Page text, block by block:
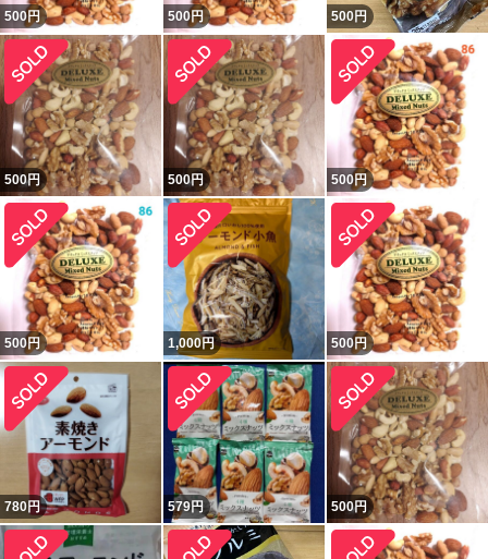
500円 500円 500円
500円 500円 500円
500円 1,000円 500円
780円 579円 500円